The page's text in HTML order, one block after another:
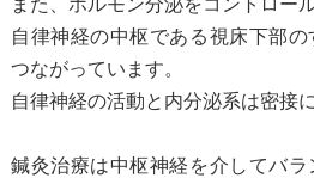
また、ホルモン分泌をコントロー
自律神経の中枢である視床下部
つながっています。
自律神経の活動と内分泌系は密接
鍼灸治療は中枢神経を介してバ